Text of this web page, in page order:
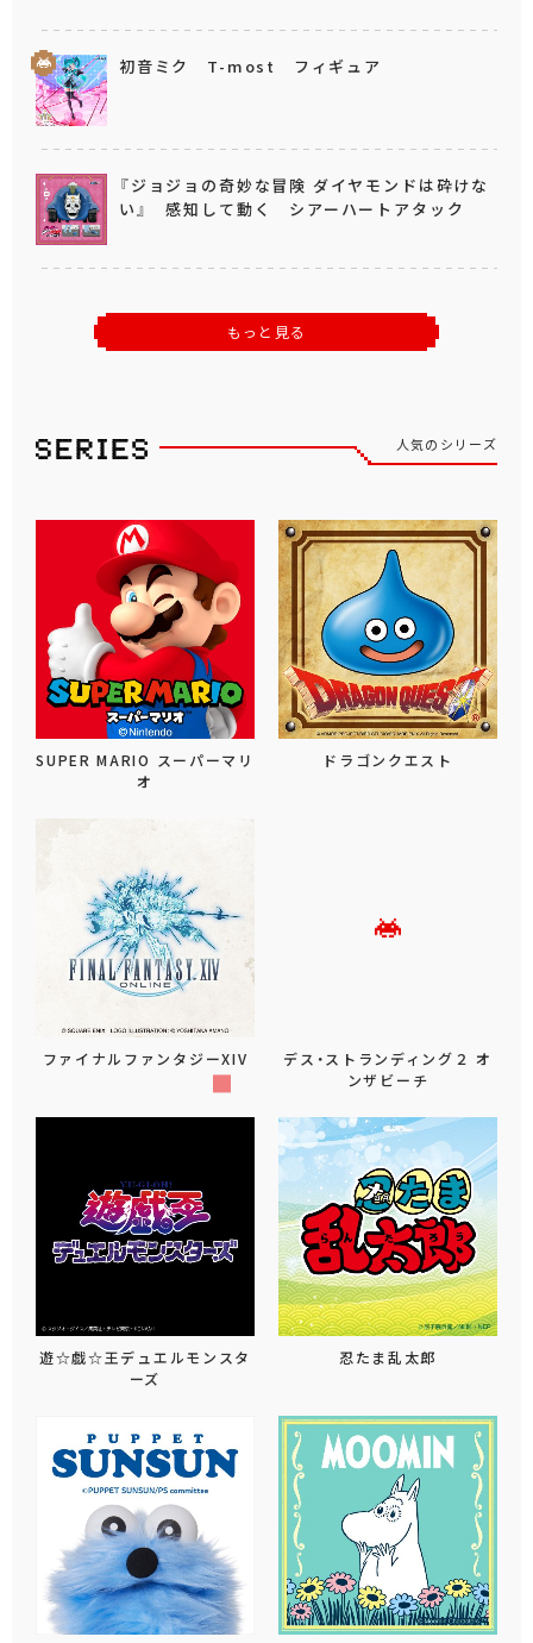
初音ミク T-most フィギュア
『ジョジョの奇妙な冒険 ダイヤモンドは砕けな
い』 感知して動く シアーハートアタック
もっと見る
人気のシリーズ
SUPER MARIO スーパーマリ
オ
ドラゴンクエスト
ファイナルファンタジーXIV
デス・ストランディング２ オ
ンザビーチ
遊☆戯☆王デュエルモンスタ
ーズ
忍たま乱太郎